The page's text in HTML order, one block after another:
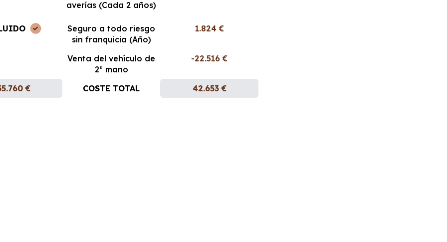
averías (Cada 2 años)
Seguro a todo riesgo
sin franquicia (Año)
1.824 €
Venta del vehículo de
2ª mano
-22.516 €
€ COSTE TOTAL 42.653 €